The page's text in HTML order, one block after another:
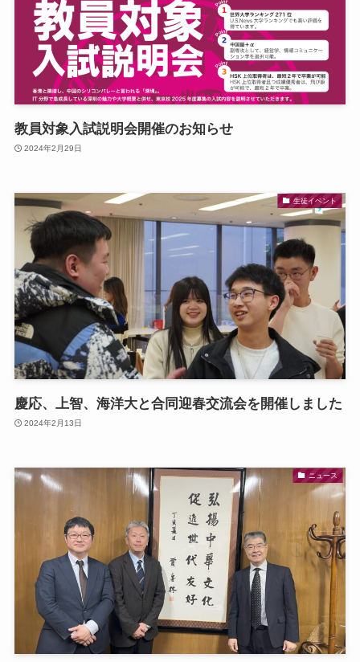
教員対象入試説明会開催のお知らせ
2024年2月29日
生徒イベント
慶応、上智、海洋大と合同迎春交流会を開催しました
2024年2月13日
ニュース